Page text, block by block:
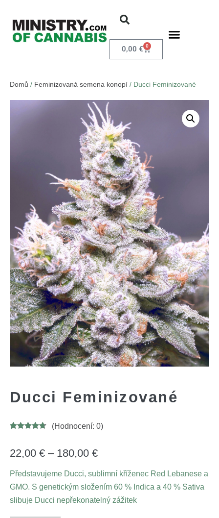
0,00 € 0
Domů / Feminizovaná semena konopí / Ducci Feminizované
Ducci Feminizované
základě
hodnocení
(Hodnocení: 0)
22,00 € – 180,00 €
Představujeme Ducci, sublimní kříženec Red Lebanese a
GMO. S genetickým složením 60 % Indica a 40 % Sativa
slibuje Ducci nepřekonatelný zážitek